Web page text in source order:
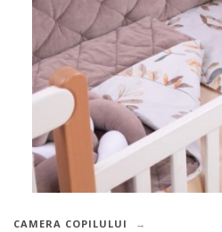
CAMERA COPILULUI